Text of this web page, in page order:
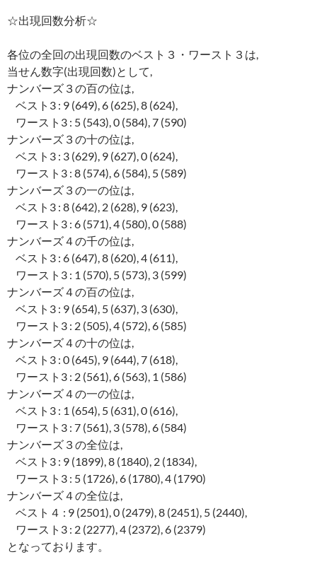
☆出現回数分析☆
各位の全回の出現回数のベスト３・ワースト３は,
当せん数字(出現回数)として,
ナンバーズ３の百の位は,
ベスト3 : 9 (649), 6 (625), 8 (624),
ワースト3 : 5 (543), 0 (584), 7 (590)
ナンバーズ３の十の位は,
ベスト3 : 3 (629), 9 (627), 0 (624),
ワースト3 : 8 (574), 6 (584), 5 (589)
ナンバーズ３の一の位は,
ベスト3 : 8 (642), 2 (628), 9 (623),
ワースト3 : 6 (571), 4 (580), 0 (588)
ナンバーズ４の千の位は,
ベスト3 : 6 (647), 8 (620), 4 (611),
ワースト3 : 1 (570), 5 (573), 3 (599)
ナンバーズ４の百の位は,
ベスト3 : 9 (654), 5 (637), 3 (630),
ワースト3 : 2 (505), 4 (572), 6 (585)
ナンバーズ４の十の位は,
ベスト3 : 0 (645), 9 (644), 7 (618),
ワースト3 : 2 (561), 6 (563), 1 (586)
ナンバーズ４の一の位は,
ベスト3 : 1 (654), 5 (631), 0 (616),
ワースト3 : 7 (561), 3 (578), 6 (584)
ナンバーズ３の全位は,
ベスト3 : 9 (1899), 8 (1840), 2 (1834),
ワースト3 : 5 (1726), 6 (1780), 4 (1790)
ナンバーズ４の全位は,
ベスト４ : 9 (2501), 0 (2479), 8 (2451), 5 (2440),
ワースト3 : 2 (2277), 4 (2372), 6 (2379)
となっております。